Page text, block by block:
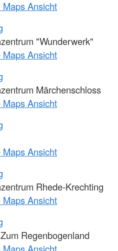
Ansicht
"Wunderwerk"
Ansicht
Märchenschloss
Ansicht
Ansicht
Rhede-Krechting
Ansicht
Regenbogenland